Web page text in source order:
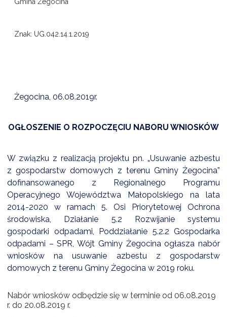
EWIDENCJA EMISYJNOŚCI BUDYNKÓW (CEEB)
Znak: UG.042.14.1.2019
Żegocina, 06.08.2019r.
OGŁOSZENIE O ROZPOCZĘCIU NABORU WNIOSKÓW
W związku z realizacją projektu pn. „Usuwanie azbestu
z gospodarstw domowych z terenu Gminy Żegocina”
dofinansowanego z Regionalnego Programu
Operacyjnego Województwa Małopolskiego na lata
2014-2020 w ramach 5. Osi Priorytetowej Ochrona
środowiska, Działanie 5.2 Rozwijanie systemu
gospodarki odpadami, Poddziałanie 5.2.2 Gospodarka
odpadami – SPR, Wójt Gminy Żegocina ogłasza nabór
wniosków na usuwanie azbestu z gospodarstw
domowych z terenu Gminy Żegocina w 2019 roku.
Nabór wniosków odbędzie się w terminie od 06.08.2019
r. do 20.08.2019 r.